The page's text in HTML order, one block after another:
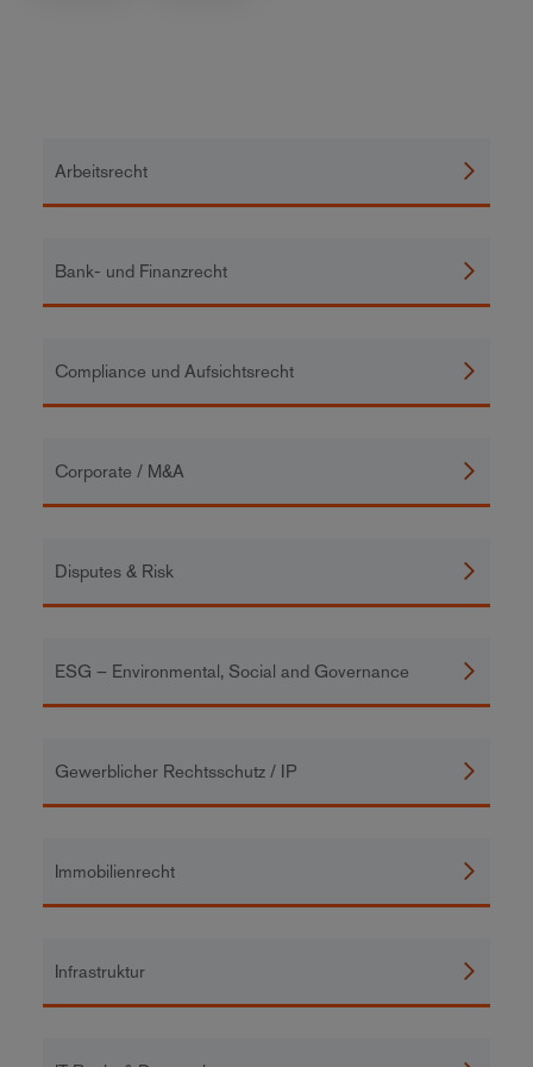
Arbeitsrecht
Bank- und Finanzrecht
Compliance und Aufsichtsrecht
Corporate / M&A
Disputes & Risk
ESG – Environmental, Social and Governance
Gewerblicher Rechtsschutz / IP
Immobilienrecht
Infrastruktur